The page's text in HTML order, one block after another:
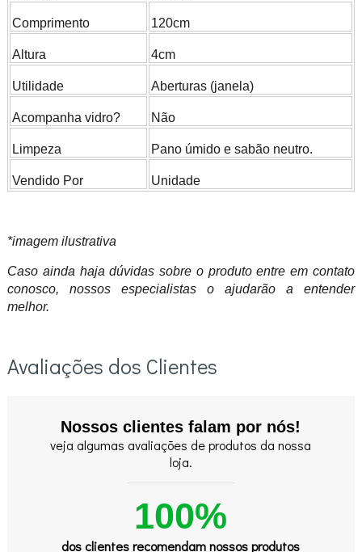
Comprimento 120cm
Altura 4cm
Utilidade Aberturas (janela)
Acompanha vidro? Não
Limpeza Pano úmido e sabão neutro.
Vendido Por Unidade
*imagem ilustrativa
Caso ainda haja dúvidas sobre o produto entre em contato
conosco, nossos especialistas o ajudarão a entender
melhor.
Avaliações dos Clientes
Nossos clientes falam por nós!
veja algumas avaliações de produtos da nossa
loja.
100%
dos clientes recomendam nossos produtos